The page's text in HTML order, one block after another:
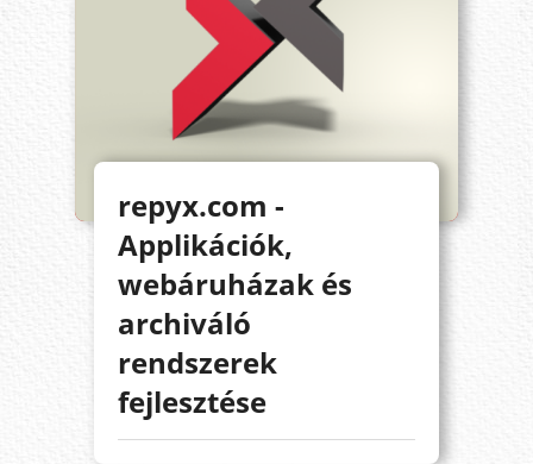
repyx.com -
Applikációk,
webáruházak és
archiváló
rendszerek
fejlesztése